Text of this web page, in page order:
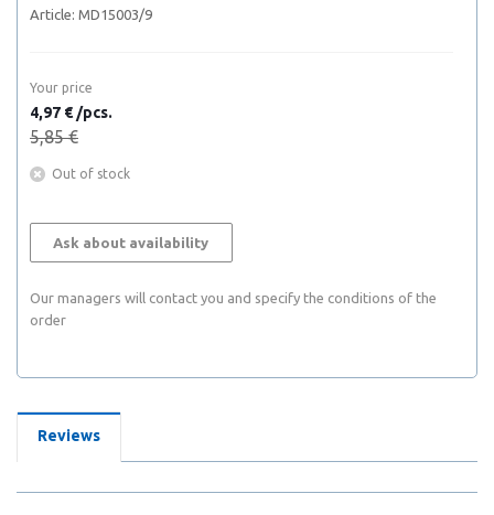
Article: MD15003/9
Your price
4,97 € /pcs.
5,85 €
Out of stock
Ask about availability
Our managers will contact you and specify the conditions of the
order
Reviews